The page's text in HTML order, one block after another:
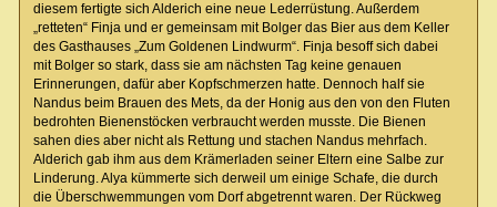
diesem fertigte sich Alderich eine neue Lederrüstung. Außerdem
„retteten“ Finja und er gemeinsam mit Bolger das Bier aus dem Keller
des Gasthauses „Zum Goldenen Lindwurm“. Finja besoff sich dabei
mit Bolger so stark, dass sie am nächsten Tag keine genauen
Erinnerungen, dafür aber Kopfschmerzen hatte. Dennoch half sie
Nandus beim Brauen des Mets, da der Honig aus den von den Fluten
bedrohten Bienenstöcken verbraucht werden musste. Die Bienen
sahen dies aber nicht als Rettung und stachen Nandus mehrfach.
Alderich gab ihm aus dem Krämerladen seiner Eltern eine Salbe zur
Linderung. Alya kümmerte sich derweil um einige Schafe, die durch
die Überschwemmungen vom Dorf abgetrennt waren. Der Rückweg